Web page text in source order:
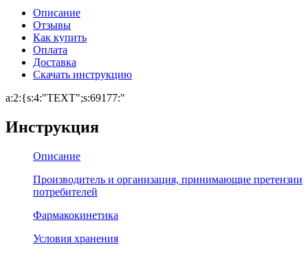
Описание
Отзывы
Как купить
Оплата
Доставка
Скачать инструкцию
a:2:{s:4:"TEXT";s:69177:"
Инструкция
Описание
Производитель и организация, принимающие претензии
потребителей
Фармакокинетика
Условия хранения